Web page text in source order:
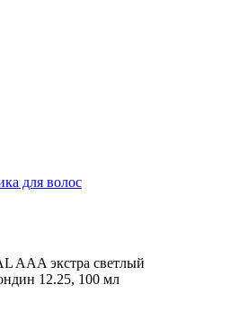
для волос
AAA экстра светлый
12.25, 100 мл